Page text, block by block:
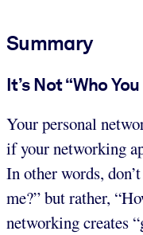
Summary
It’s Not “Who
Your personal
if your networking
In other words,
me?” but rather,
networking creates